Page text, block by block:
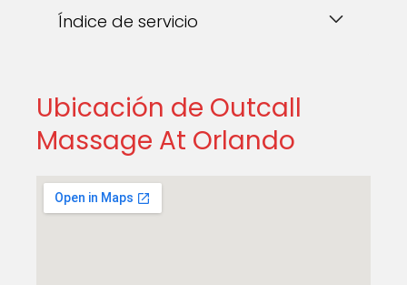
Índice de servicio
Ubicación de Outcall
Massage At Orlando